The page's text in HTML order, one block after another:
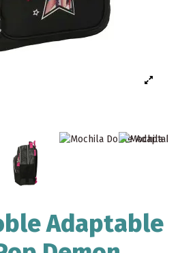
Adaptable